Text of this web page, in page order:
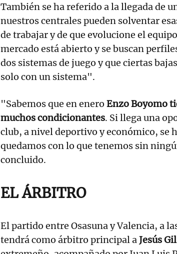
También se ha referido a la llegada de
nuestros centrales pueden solventar
de trabajar y de que evolucione el
mercado está abierto y se buscan
dos sistemas de juego y que ciertas
solo con un sistema".
"Sabemos que en enero Enzo Boyomo
muchos condicionantes. Si llega una
club, a nivel deportivo y económico, se
quedamos con lo que tenemos sin
concluido.
EL ÁRBITRO
El partido entre Osasuna y Valencia, a
tendrá como árbitro principal aJesús